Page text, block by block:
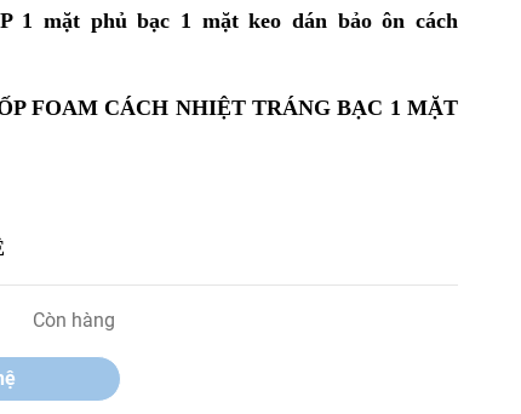
1 mặt phủ bạc 1 mặt keo dán bảo ôn cách
FOAM CÁCH NHIỆT TRÁNG BẠC 1 MẶT
Còn hàng